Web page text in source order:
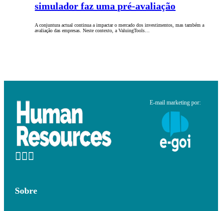
simulador faz uma pré-avaliação
A conjuntura actual continua a impactar o mercado dos investimentos, mas também a
avaliação das empresas. Neste contexto, a ValuingTools…
E-mail marketing por:
Sobre